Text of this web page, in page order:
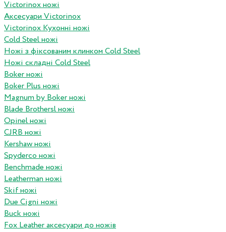
Victorinox ножі
Аксесуари Victorinox
Victorinox Кухонні ножі
Cold Steel ножі
Ножі з фіксованим клинком Cold Steel
Ножі складні Cold Steel
Boker ножі
Boker Plus ножі
Magnum by Boker ножі
Blade Brothersl ножі
Opinel ножі
CJRB ножі
Kershaw ножі
Spyderco ножі
Benchmade ножі
Leatherman ножі
Skif ножі
Due Cigni ножі
Buck ножі
Fox Leather аксесуари до ножів